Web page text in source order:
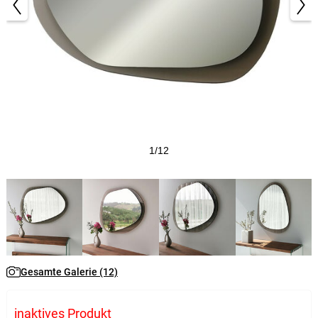
1/12
Gesamte Galerie (12)
inaktives Produkt